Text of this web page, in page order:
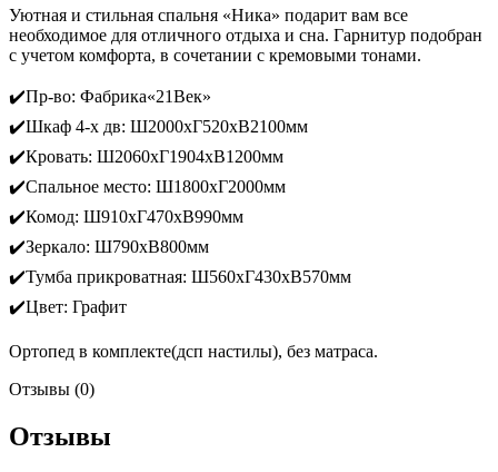
Уютная и стильная спальня «Ника» подарит вам все
необходимое для отличного отдыха и сна. Гарнитур подобран
с учетом комфорта, в сочетании с кремовыми тонами.
✔️Пр-во: Фабрика«21Век»
✔️Шкаф 4-х дв: Ш2000хГ520хВ2100мм
✔️Кровать: Ш2060хГ1904хВ1200мм
✔️Спальное место: Ш1800хГ2000мм
✔️Комод: Ш910хГ470хВ990мм
✔️Зеркало: Ш790хВ800мм
✔️Тумба прикроватная: Ш560хГ430хВ570мм
✔️Цвет: Графит
Ортопед в комплекте(дсп настилы), без матраса.
Отзывы (0)
Отзывы